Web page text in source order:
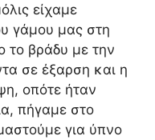
είχαμε
γάμου μας στη
το βράδυ με την
σε έξαρση και η
οπότε ήταν
πήγαμε στο
για ύπνο